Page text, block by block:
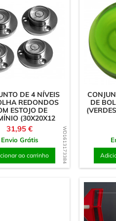
Ornamentos &
Paus & Blocos
Tampas & Botões
Acrílico (plástico)
Espelhos
Letras & Personagens
Material em folha 3 mm
Material em folha 8 mm
Outras formas
QuadradosWD1613173384
DE 4 NÍVEIS
REDONDOS
ESTOJO DE
(30X20X12
MM,...
Preço
31,95 €
Envio Grátis
ao carrinho
DE